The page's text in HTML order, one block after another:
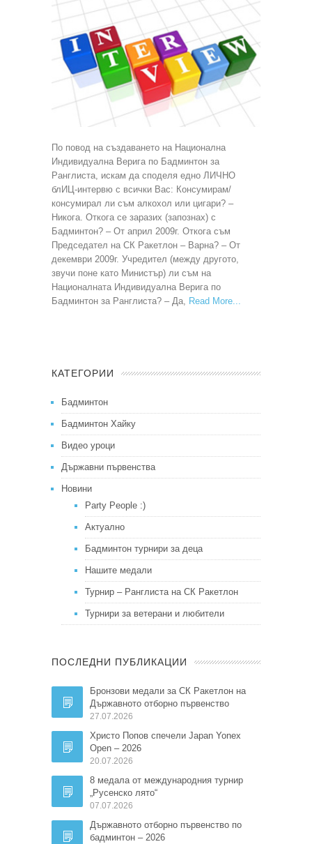
По повод на създаването на Национална
Индивидуална Верига по Бадминтон за
Ранглиста, искам да споделя едно ЛИЧНО
блИЦ-интервю с всички Вас: Консумирам/
консумирал ли съм алкохол или цигари? –
Никога. Откога се заразих (запознах) с
Бадминтон? – От април 2009г. Откога съм
Председател на СК Ракетлон – Варна? – От
декември 2009г. Учредител (между другото,
звучи поне като Министър) ли съм на
Националната Индивидуална Верига по
Бадминтон за Ранглиста? – Да, Read More
КАТЕГОРИИ
Бадминтон
Бадминтон Хайку
Видео уроци
Държавни първенства
Новини
Party People :)
Актуално
Бадминтон турнири за деца
Нашите медали
Турнир – Ранглиста на СК Ракетлон
Турнири за ветерани и любители
ПОСЛЕДНИ ПУБЛИКАЦИИ
Бронзови медали за СК Ракетлон на
Държавното отборно първенство
27.07.2026
Христо Попов спечели Japan Yonex
Open – 2026
20.07.2026
8 медала от международния турнир
„Русенско лято“
07.07.2026
Държавното отборно първенство по
бадминтон – 2026